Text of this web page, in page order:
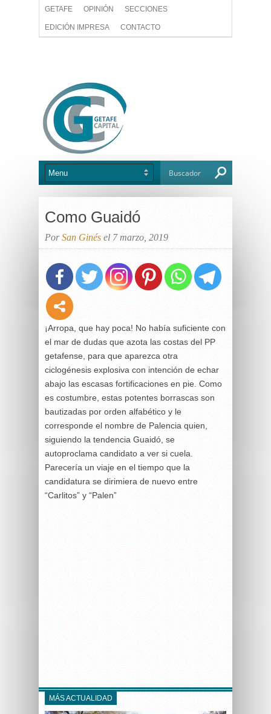
GETAFE OPINIÓN SECCIONES
EDICIÓN IMPRESA CONTACTO
Como Guaidó
PorSan Ginés el 7 marzo, 2019
¡Arropa, que hay poca! No había suficiente con
el mar de dudas que azota las costas del PP
getafense, para que aparezca otra
ciclogénesis explosiva con intención de echar
abajo las escasas fortificaciones en pie. Como
es costumbre, estas potentes borrascas son
bautizadas por orden alfabético y le
corresponde el nombre de Palencia quien,
siguiendo la tendencia Guaidó, se
autoproclama candidato a ver si cuela.
Parecería un viaje en el tiempo que la
candidatura se dirimiera de nuevo entre
“Carlitos” y “Palen”
MÁS ACTUALIDAD